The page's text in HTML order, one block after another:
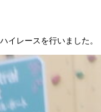
イレースを行いました。